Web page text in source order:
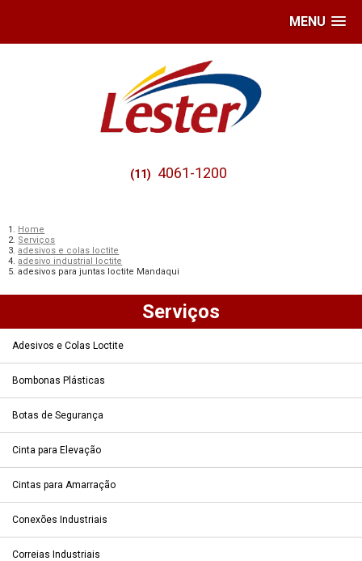
MENU
(11) 4061-1200
Home
Serviços
adesivos e colas loctite
adesivo industrial loctite
adesivos para juntas loctite Mandaqui
Serviços
Adesivos e Colas Loctite
Bombonas Plásticas
Botas de Segurança
Cinta para Elevação
Cintas para Amarração
Conexões Industriais
Correias Industriais